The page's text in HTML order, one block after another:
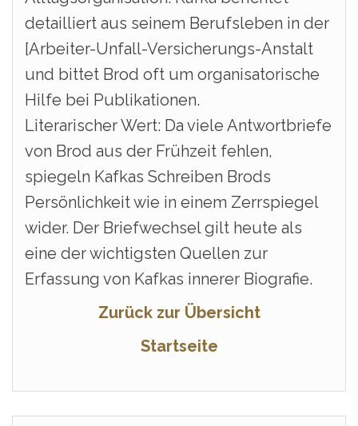
detailliert aus seinem Berufsleben in der
[Arbeiter-Unfall-Versicherungs-Anstalt
und bittet Brod oft um organisatorische
Hilfe bei Publikationen.
Literarischer Wert: Da viele Antwortbriefe
von Brod aus der Frühzeit fehlen,
spiegeln Kafkas Schreiben Brods
Persönlichkeit wie in einem Zerrspiegel
wider. Der Briefwechsel gilt heute als
eine der wichtigsten Quellen zur
Erfassung von Kafkas innerer Biografie.
Zurück zur Übersicht
Startseite